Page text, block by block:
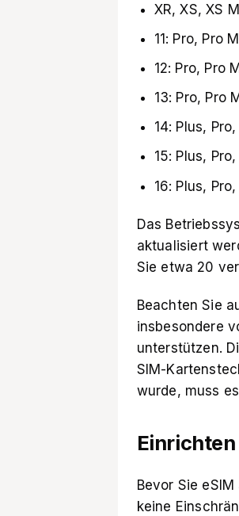
XR, XS, XS
11: Pro, Pro
12: Pro, Pro
13: Pro, Pro
14: Plus,
15: Plus,
16: Plus,
Das
aktualisiert
Sie etwa 20
Beachten Sie
insbesondere
unterstützen.
SIM-
wurde, muss
Bevor Sie
keine